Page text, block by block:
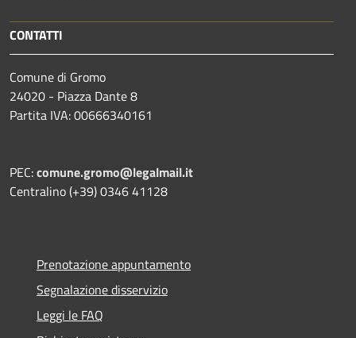
CONTATTI
Comune di Gromo
24020 - Piazza Dante 8
Partita IVA: 00666340161
PEC:comune.gromo@legalmail.it
Centralino (+39) 0346 41128
Prenotazione appuntamento
Segnalazione disservizio
Leggi le FAQ